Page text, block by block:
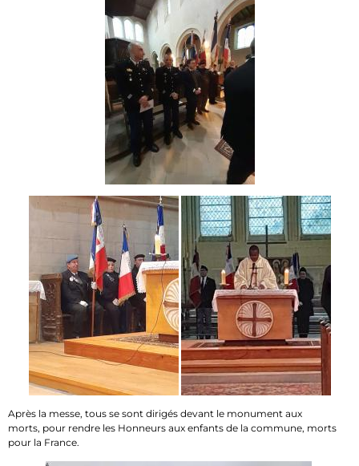
Après la messe, tous se sont dirigés devant le monument aux
morts, pour rendre les Honneurs aux enfants de la commune, morts
pour la France.